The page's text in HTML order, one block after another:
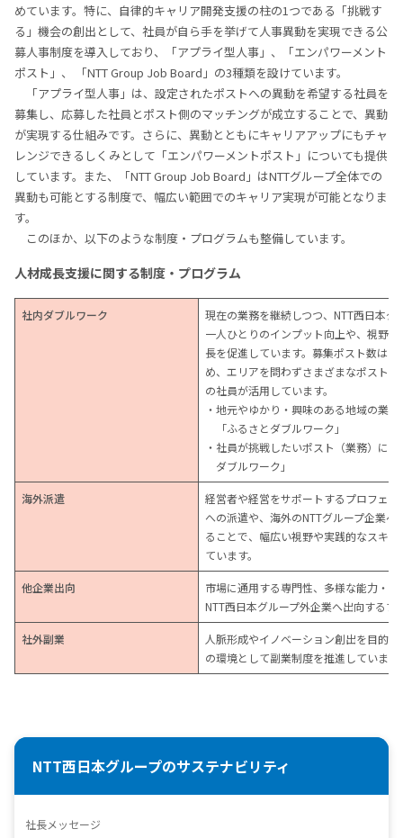
めています。特に、自律的キャリア開発支援の柱の1つである「挑戦す
る」機会の創出として、社員が自ら手を挙げて人事異動を実現できる公
募人事制度を導入しており、「アプライ型人事」、「エンパワーメント
ポスト」、 「NTT Group Job Board」の3種類を設けています。
「アプライ型人事」は、設定されたポストへの異動を希望する社員を
募集し、応募した社員とポスト側のマッチングが成立することで、異動
が実現する仕組みです。さらに、異動とともにキャリアアップにもチャ
レンジできるしくみとして「エンパワーメントポスト」についても提供
しています。また、「NTT Group Job Board」はNTTグループ全体での
異動も可能とする制度で、幅広い範囲でのキャリア実現が可能となりま
す。
このほか、以下のような制度・プログラムも整備しています。
人材成長支援に関する制度・プログラム
社内ダブルワーク
現在の業務を継続しつつ、NTT西日本
一人ひとりのインプット向上や、視野
長を促進しています。募集ポスト数は
め、エリアを問わずさまざまなポスト
の社員が活用しています。
・地元やゆかり・興味のある地域の業
「ふるさとダブルワーク」
・社員が挑戦したいポスト（業務）に
ダブルワーク」
海外派遣
経営者や経営をサポートするプロフェ
への派遣や、海外のNTTグループ企業
ることで、幅広い視野や実践的なスキ
ています。
他企業出向
市場に通用する専門性、多様な能力・
NTT西日本グループ外企業へ出向するプ
社外副業
人脈形成やイノベーション創出を目的
の環境として副業制度を推進しています
NTT西日本グループのサステナビリティ
社長メッセージ